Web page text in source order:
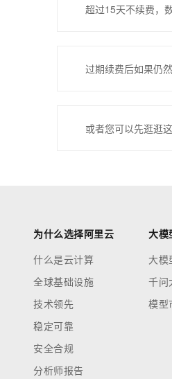
超过15天不续费，
过期续费后如果仍
或者您可以先逛逛